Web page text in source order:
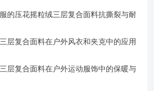
的压花摇粒绒三层复合面料抗撕裂与耐
层复合面料在户外风衣和夹克中的应用
层复合面料在户外运动服饰中的保暖与